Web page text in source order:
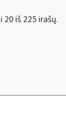
20 iš 225 irašų.